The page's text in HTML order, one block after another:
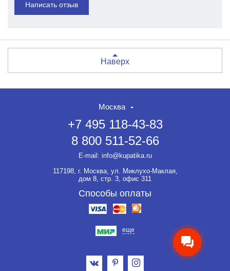
НЕТ СКИДКИ НА ТОВАР?!
ОФОРМЛЯЙТЕ ЗАКАЗ И
ВЫ ПОЛУЧИТЕ ЕЁ ДО 20%
Если товар не участвует ни в
какой акции, оформляйте
заказ и мы предоставим на
него скидку до 20%.
Написать отзыв
Наверх
Москва
+7 495 118-43-83
8 800 511-52-66
E-mail: info@kupatika.ru
117198, г. Москва, ул. Миклухо-Маклая,
дом 8, стр. 3, офис 311
Способы оплаты
еще